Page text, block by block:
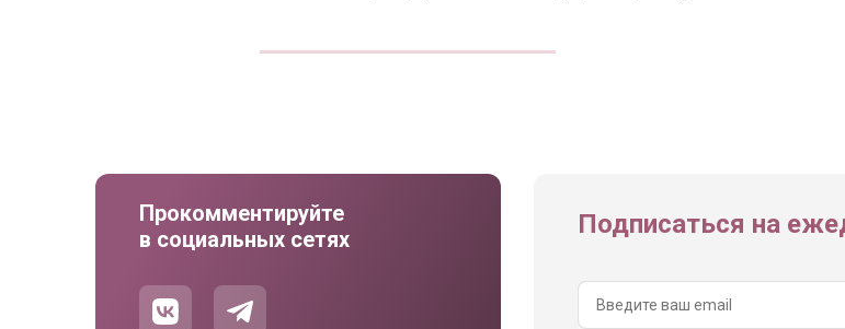
Прокомментируйте
в социальных сетях
Подписаться на